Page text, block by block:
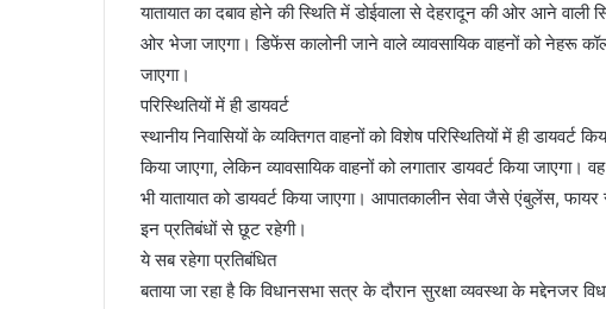
यातायात का दबाव होने की स्थिति में डोईवाला से देहरादून की ओर आने
ओर भेजा जाएगा। डिफेंस कालोनी जाने वाले व्यावसायिक वाहनों को नेहरू
जाएगा।
परिस्थितियों में ही डायवर्ट
स्थानीय निवासियों के व्यक्तिगत वाहनों को विशेष परिस्थितियों में ही डायवर्ट
किया जाएगा, लेकिन व्यावसायिक वाहनों को लगातार डायवर्ट किया
भी यातायात को डायवर्ट किया जाएगा। आपातकालीन सेवा जैसे एंबुलेंस,
इन प्रतिबंधों से छूट रहेगी।
ये सब रहेगा प्रतिबंधित
बताया जा रहा है कि विधानसभा सत्र के दौरान सुरक्षा व्यवस्था के